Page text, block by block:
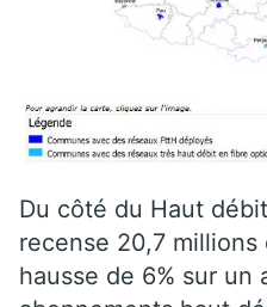
Du côté du Haut
recense 20,7 millions
hausse de 6% sur un